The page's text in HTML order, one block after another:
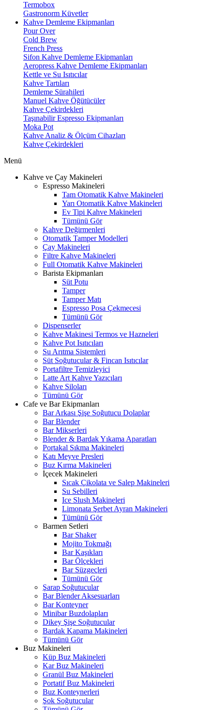
Termobox
Gastronorm Küvetler
Kahve Demleme Ekipmanları
Pour Over
Cold Brew
French Press
Sifon Kahve Demleme Ekipmanları
Aeropress Kahve Demleme Ekipmanları
Kettle ve Su Isıtıcılar
Kahve Tartıları
Demleme Sürahileri
Manuel Kahve Öğütücüler
Kahve Çekirdekleri
Taşınabilir Espresso Ekipmanları
Moka Pot
Kahve Analiz & Ölçüm Cihazları
Kahve Çekirdekleri
Menü
Kahve ve Çay Makineleri
Espresso Makineleri
Tam Otomatik Kahve Makineleri
Yarı Otomatik Kahve Makineleri
Ev Tipi Kahve Makineleri
Tümünü Gör
Kahve Değirmenleri
Otomatik Tamper Modelleri
Çay Makineleri
Filtre Kahve Makineleri
Full Otomatik Kahve Makineleri
Barista Ekipmanları
Süt Potu
Tamper
Tamper Matı
Espresso Posa Çekmecesi
Tümünü Gör
Dispenserler
Kahve Makinesi Termos ve Hazneleri
Kahve Pot Isıtıcıları
Su Arıtma Sistemleri
Süt Soğutucular & Fincan Isıtıcılar
Portafiltre Temizleyici
Latte Art Kahve Yazıcıları
Kahve Siloları
Tümünü Gör
Cafe ve Bar Ekipmanları
Bar Arkası Şişe Soğutucu Dolaplar
Bar Blender
Bar Mikserleri
Blender & Bardak Yıkama Aparatları
Portakal Sıkma Makineleri
Katı Meyve Presleri
Buz Kırma Makineleri
İçecek Makineleri
Sıcak Çikolata ve Salep Makineleri
Su Sebilleri
Ice Slush Makineleri
Limonata Şerbet Ayran Makineleri
Tümünü Gör
Barmen Setleri
Bar Shaker
Mojito Tokmağı
Bar Kaşıkları
Bar Ölçekleri
Bar Süzgeçleri
Tümünü Gör
Şarap Soğutucular
Bar Blender Aksesuarları
Bar Konteyner
Minibar Buzdolapları
Dikey Şişe Soğutucular
Bardak Kapama Makineleri
Tümünü Gör
Buz Makineleri
Küp Buz Makineleri
Kar Buz Makineleri
Granül Buz Makineleri
Portatif Buz Makineleri
Buz Konteynerleri
Şok Soğutucular